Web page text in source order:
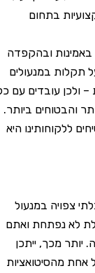
בתחום
ובהקפדה
במנעולים
עובדים עם כל
ביותר.
היא
במנעול
נפתחת ואתם
מכך, ייתכן